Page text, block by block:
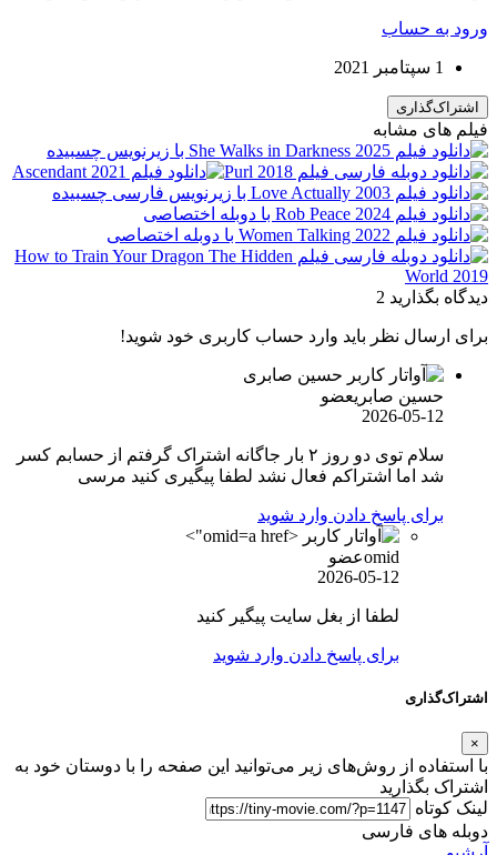
ورود به حساب
1 سپتامبر 2021
اشتراک‌گذاری
فیلم های مشابه
دیدگاه بگذارید 2
برای ارسال نظر باید وارد حساب کاربری خود شوید!
حسین صابریعضو
2026-05-12
سلام توی دو روز ۲ بار جاگانه اشتراک گرفتم از حسابم کسر
شد اما اشتراکم فعال نشد لطفا پیگیری کنید مرسی
برای پاسخ دادن وارد شوید
omid">
omidعضو
2026-05-12
لطفا از بغل سایت پیگیر کنید
برای پاسخ دادن وارد شوید
اشتراک‌گذاری
×
با استفاده از روش‌های زیر می‌توانید این صفحه را با دوستان خود به
اشتراک بگذارید
لینک کوتاه
دوبله های فارسی